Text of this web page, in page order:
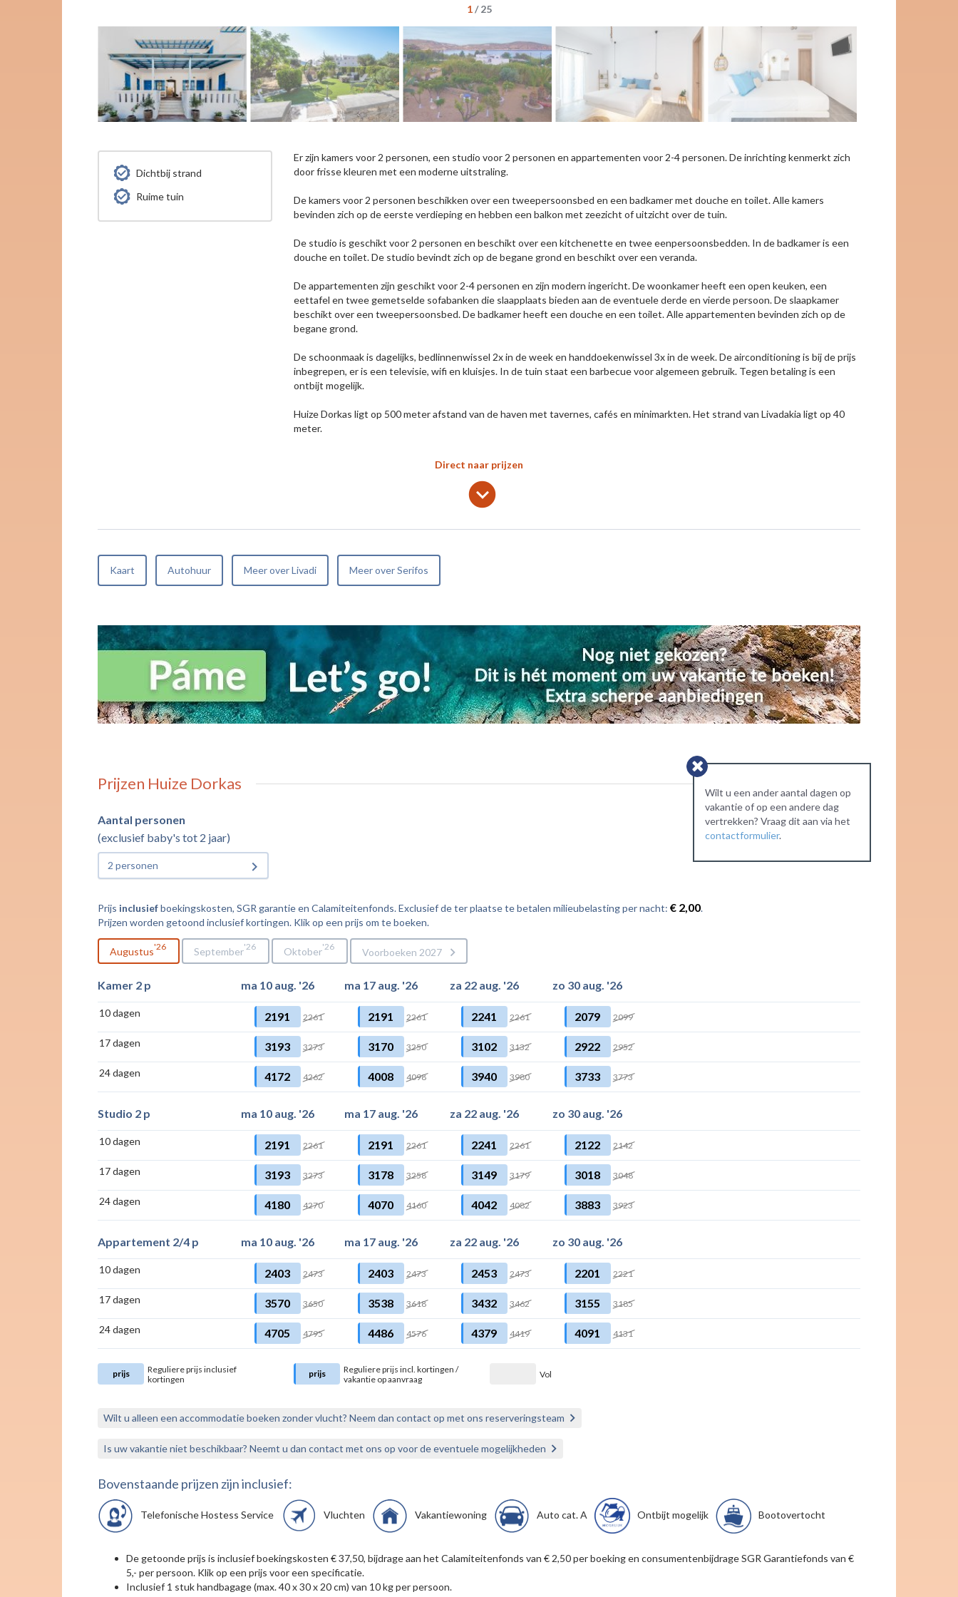
1/25
Dichtbij strand
Ruime tuin
Er zijn kamers voor 2 personen, een studio voor 2 personen en appartementen voor 2-4 personen. De inrichting kenmerkt zich
door frisse kleuren met een moderne uitstraling.
De kamers voor 2 personen beschikken over een tweepersoonsbed en een badkamer met douche en toilet. Alle kamers
bevinden zich op de eerste verdieping en hebben een balkon met zeezicht of uitzicht over de tuin.
De studio is geschikt voor 2 personen en beschikt over een kitchenette en twee eenpersoonsbedden. In de badkamer is een
douche en toilet. De studio bevindt zich op de begane grond en beschikt over een veranda.
De appartementen zijn geschikt voor 2-4 personen en zijn modern ingericht. De woonkamer heeft een open keuken, een
eettafel en twee gemetselde sofabanken die slaapplaats bieden aan de eventuele derde en vierde persoon. De slaapkamer
beschikt over een tweepersoonsbed. De badkamer heeft een douche en een toilet. Alle appartementen bevinden zich op de
begane grond.
De schoonmaak is dagelijks, bedlinnenwissel 2x in de week en handdoekenwissel 3x in de week. De airconditioning is bij de prijs
inbegrepen, er is een televisie, wifi en kluisjes. In de tuin staat een barbecue voor algemeen gebruik. Tegen betaling is een
ontbijt mogelijk.
Huize Dorkas ligt op 500 meter afstand van de haven met tavernes, cafés en minimarkten. Het strand van Livadakia ligt op 40
meter.
Direct naar prijzen
lens
keyboard_arrow_down
Kaart Autohuur Meer over Livadi Meer over Serifos
Prijzen Huize Dorkas
Wilt u een ander aantal dagen op
vakantie of op een andere dag
vertrekken? Vraag dit aan via het
contactformulier.
Aantal personen
(exclusief baby's tot 2 jaar)
2 personen
Prijs inclusiefboekingskosten, SGR garantie en Calamiteitenfonds. Exclusief de ter plaatse te betalen milieubelasting per nacht: € 2,00.
Prijzen worden getoond inclusief kortingen. Klik op een prijs om te boeken.
Augustus 26 September 26 Oktober 26 Voorboeken 2027
Kamer 2 p ma 10 aug. '26 ma 17 aug. '26 za 22 aug. '26 zo 30 aug. '26
10 dagen 2191 2261 2191 2261 2241 2261 2079 2099
17 dagen 3193 3273 3170 3250 3102 3132 2922 2952
24 dagen 4172 4262 4008 4098 3940 3980 3733 3773
Studio 2 p ma 10 aug. '26 ma 17 aug. '26 za 22 aug. '26 zo 30 aug. '26
10 dagen 2191 2261 2191 2261 2241 2261 2122 2142
17 dagen 3193 3273 3178 3258 3149 3179 3018 3048
24 dagen 4180 4270 4070 4160 4042 4082 3883 3923
Appartement 2/4 p ma 10 aug. '26 ma 17 aug. '26 za 22 aug. '26 zo 30 aug. '26
10 dagen 2403 2473 2403 2473 2453 2473 2201 2221
17 dagen 3570 3650 3538 3618 3432 3462 3155 3185
24 dagen 4705 4795 4486 4576 4379 4419 4091 4131
prijs
Reguliere prijs inclusief
kortingen
prijs
Reguliere prijs incl. kortingen /
vakantie op aanvraag
Vol
Wilt u alleen een accommodatie boeken zonder vlucht? Neem dan contact op met ons reserveringsteam
Is uw vakantie niet beschikbaar? Neemt u dan contact met ons op voor de eventuele mogelijkheden
Bovenstaande prijzen zijn inclusief:
Telefonische Hostess Service Vluchten Vakantiewoning Auto cat. A Ontbijt mogelijk Bootovertocht
De getoonde prijs is inclusief boekingskosten € 37,50, bijdrage aan het Calamiteitenfonds van € 2,50 per boeking en consumentenbijdrage SGR Garantiefonds van €
5,- per persoon. Klik op een prijs voor een specificatie.
Inclusief 1 stuk handbagage (max. 40 x 30 x 20 cm) van 10 kg per persoon.